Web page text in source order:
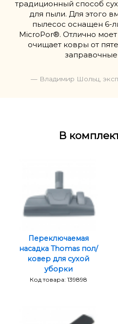
традиционный способ
для пыли. Для этого
пылесос оснащен 6-
MicroPor®. Отлично
очищает ковры от
— Владимир Шольц,
В
Переключаемая
насадка Thomas пол/
ковер для сухой
уборки
Код товара: 139898